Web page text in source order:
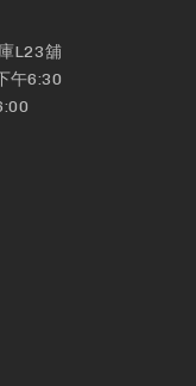
L23舖
午6:30